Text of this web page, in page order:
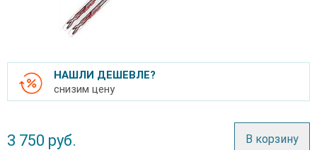
НАШЛИ ДЕШЕВЛЕ?
снизим цену
3 750 руб. В корзину